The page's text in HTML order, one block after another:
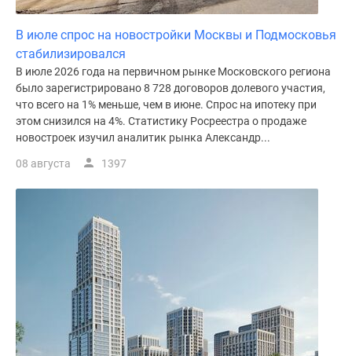
Коттеджные
поселки
лесу
Коттеджные
поселки
водоема
Коттеджные
акции
Макс
В июле спрос на новостройки Москвы и Подмосковья
стабилизировался
В июле 2026 года на первичном рынке Московского региона
было зарегистрировано 8 728 договоров долевого участия,
что всего на 1% меньше, чем в июне. Спрос на ипотеку при
этом снизился на 4%. Статистику Росреестра о продаже
новостроек изучил аналитик рынка Александр...
08 августа 1397